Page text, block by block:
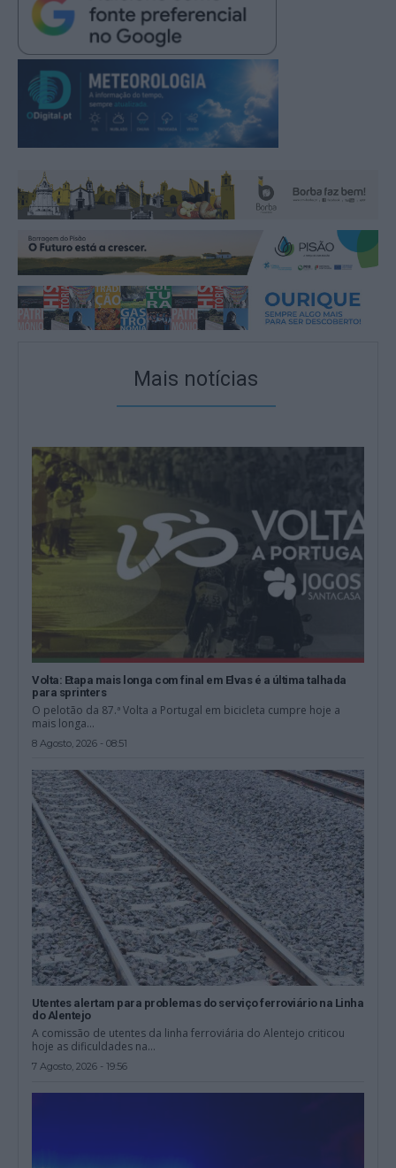
Mais notícias
Volta: Etapa mais longa com final em Elvas é a última talhada
para sprinters
O pelotão da 87.ª Volta a Portugal em bicicleta cumpre hoje a
mais longa...
8 Agosto, 2026 - 08:51
Utentes alertam para problemas do serviço ferroviário na Linha
do Alentejo
A comissão de utentes da linha ferroviária do Alentejo criticou
hoje as dificuldades na...
7 Agosto, 2026 - 19:56